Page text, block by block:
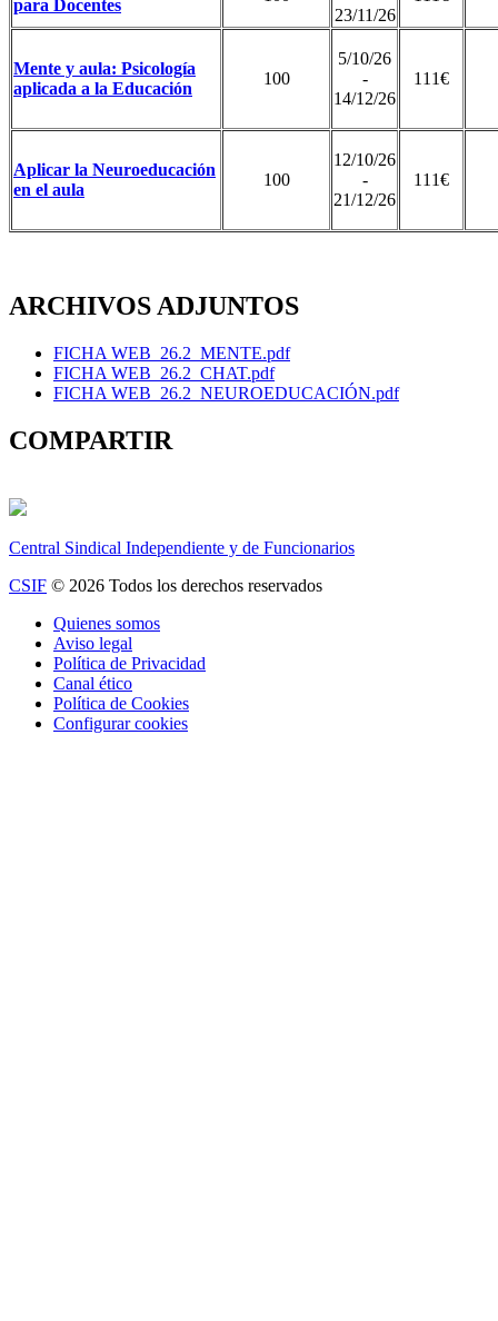
para Docentes
23/11/26
Mente y aula: Psicología
aplicada a la Educación
100
5/10/26
-
14/12/26
111€
Aplicar la Neuroeducación
en el aula
100
12/10/26
-
21/12/26
111€
ARCHIVOS ADJUNTOS
FICHA WEB_26.2_MENTE.pdf
FICHA WEB_26.2_CHAT.pdf
FICHA WEB_26.2_NEUROEDUCACIÓN.pdf
COMPARTIR
Central Sindical Independiente y de Funcionarios
CSIF © 2026 Todos los derechos reservados
Quienes somos
Aviso legal
Política de Privacidad
Canal ético
Política de Cookies
Configurar cookies